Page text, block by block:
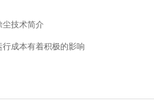
尘技术简介
成本有着积极的影响